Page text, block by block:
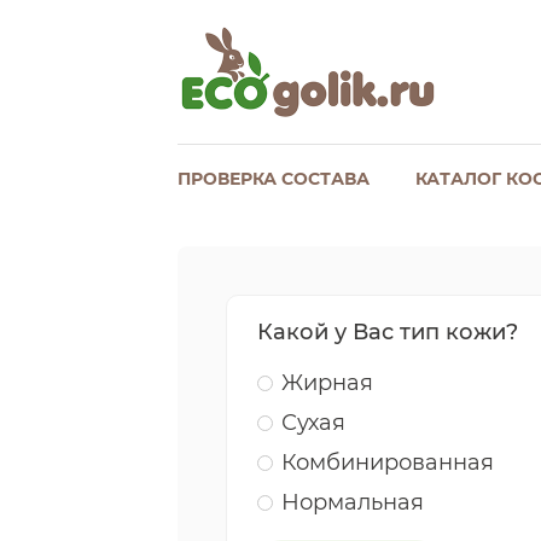
ПРОВЕРКА СОСТАВА КАТАЛОГ
Какой у Вас тип кожи?
Жирная
Сухая
Комбинированная
Нормальная